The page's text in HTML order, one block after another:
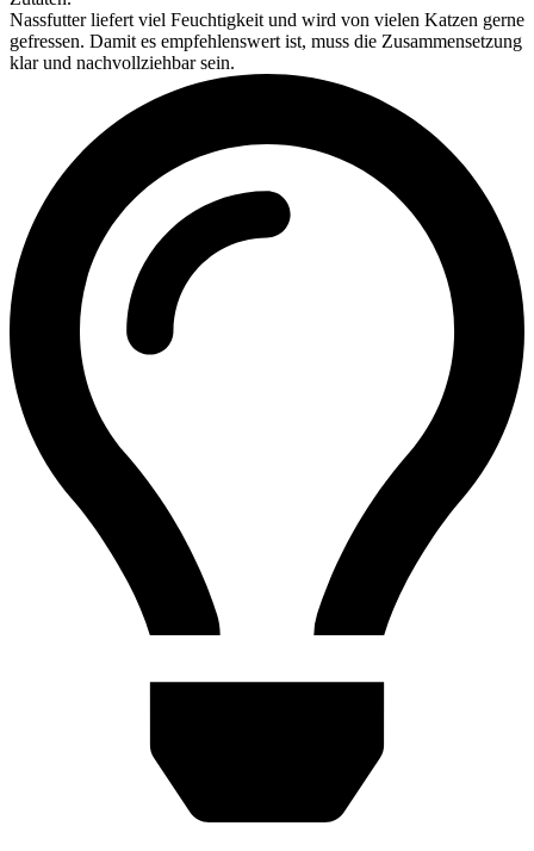
Nassfutter liefert viel Feuchtigkeit und wird von vielen Katzen gerne
gefressen. Damit es empfehlenswert ist, muss die Zusammensetzung
klar und nachvollziehbar sein.